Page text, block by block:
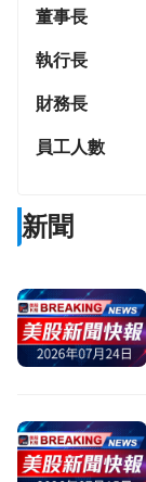
董事長
執行長
財務長
員工人數
新聞